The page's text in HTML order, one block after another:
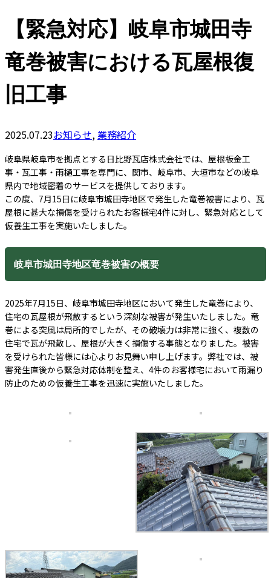
【緊急対応】岐阜市城田寺
竜巻被害における瓦屋根復
旧工事
2025.07.23お知らせ,業務紹介
岐阜県岐阜市を拠点とする日比野瓦店株式会社では、屋根板金工
事・瓦工事・雨樋工事を専門に、関市、岐阜市、大垣市などの岐阜
県内で地域密着のサービスを提供しております。
この度、7月15日に岐阜市城田寺地区で発生した竜巻被害により、瓦
屋根に甚大な損傷を受けられたお客様宅4件に対し、緊急対応として
仮養生工事を実施いたしました。
岐阜市城田寺地区竜巻被害の概要
2025年7月15日、岐阜市城田寺地区において発生した竜巻により、
住宅の瓦屋根が飛散するという深刻な被害が発生いたしました。竜
巻による突風は局所的でしたが、その破壊力は非常に強く、複数の
住宅で瓦が飛散し、屋根が大きく損傷する事態となりました。被害
を受けられた皆様には心よりお見舞い申し上げます。弊社では、被
害発生直後から緊急対応体制を整え、4件のお客様宅において雨漏り
防止のための仮養生工事を迅速に実施いたしました。